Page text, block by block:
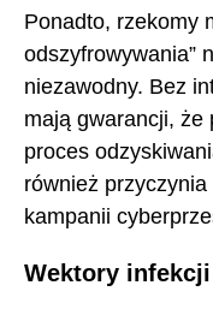
Ponadto, rzekomy
odszyfrowywania”
niezawodny. Bez
mają gwarancji, że
proces
również
kampanii
Wektory